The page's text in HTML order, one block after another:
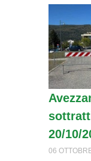
20/10/
06